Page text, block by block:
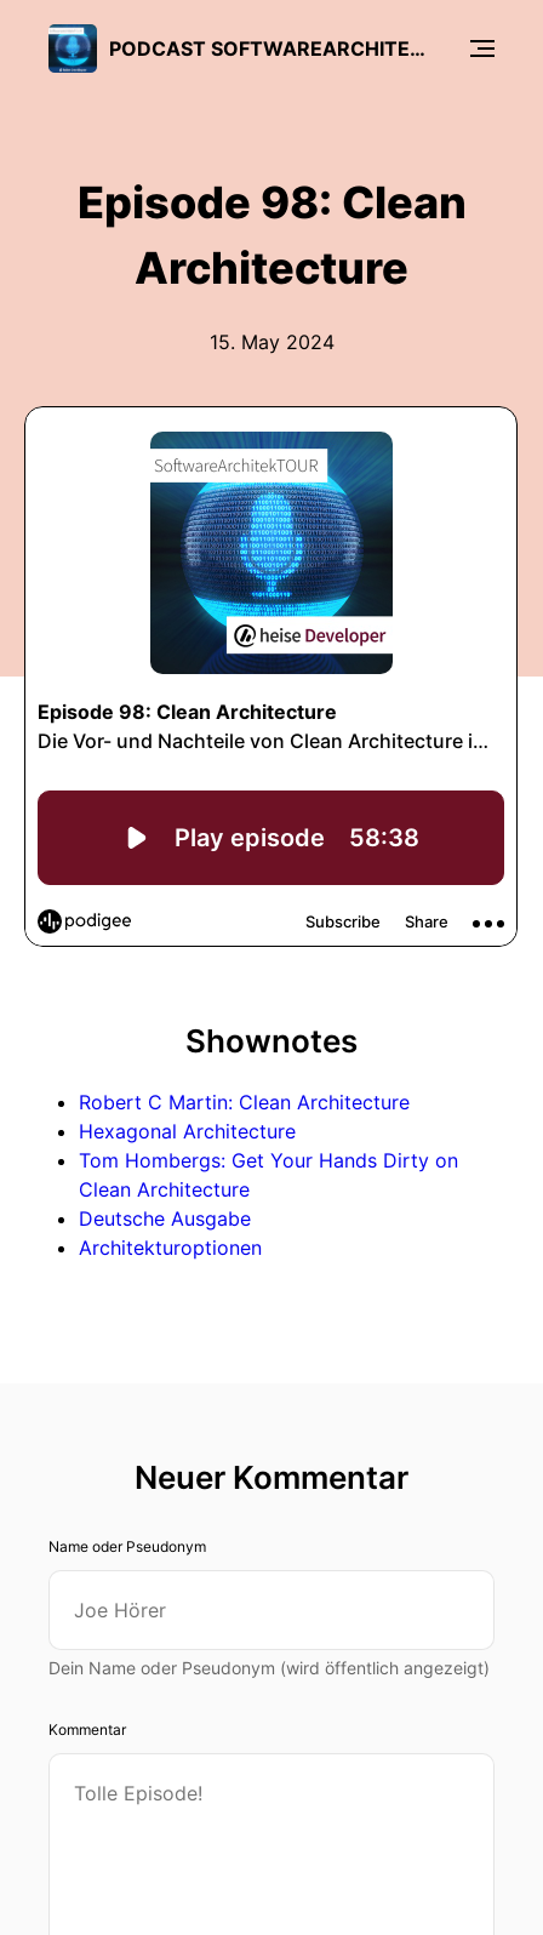
PODCAST SOFTWAREARCHITEKTOUR (IX/HEISE DEVELOPER)
Episode 98: Clean
Architecture
15. May 2024
Shownotes
Robert C Martin: Clean Architecture
Hexagonal Architecture
Tom Hombergs: Get Your Hands Dirty on
Clean Architecture
Deutsche Ausgabe
Architekturoptionen
Neuer Kommentar
Name oder Pseudonym
Dein Name oder Pseudonym (wird öffentlich angezeigt)
Kommentar